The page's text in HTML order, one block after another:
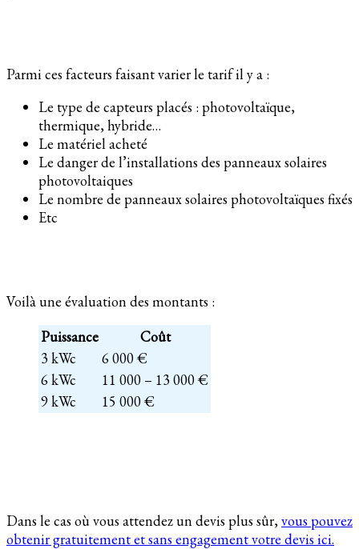
Parmi ces facteurs faisant varier le tarif il y a :
Le type de capteurs placés : photovoltaïque,
thermique, hybride…
Le matériel acheté
Le danger de l’installations des panneaux solaires
photovoltaiques
Le nombre de panneaux solaires photovoltaïques fixés
Etc
Voilà une évaluation des montants :
Puissance
Coût
3 kWc
6 000 €
6 kWc
11 000 – 13 000 €
9 kWc
15 000 €
Dans le cas où vous attendez un devis plus sûr, vous pouvez
obtenir gratuitement et sans engagement votre devis ici.